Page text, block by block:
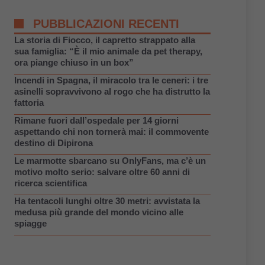
PUBBLICAZIONI RECENTI
La storia di Fiocco, il capretto strappato alla
sua famiglia: “È il mio animale da pet therapy,
ora piange chiuso in un box”
Incendi in Spagna, il miracolo tra le ceneri: i tre
asinelli sopravvivono al rogo che ha distrutto la
fattoria
Rimane fuori dall’ospedale per 14 giorni
aspettando chi non tornerà mai: il commovente
destino di Dipirona
Le marmotte sbarcano su OnlyFans, ma c’è un
motivo molto serio: salvare oltre 60 anni di
ricerca scientifica
Ha tentacoli lunghi oltre 30 metri: avvistata la
medusa più grande del mondo vicino alle
spiagge